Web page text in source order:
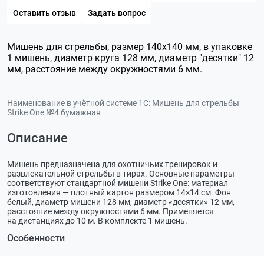
Оставить отзыв Задать вопрос
Мишень для стрельбы, размер 140x140 мм, в упаковке
1 мишень, диаметр круга 128 мм, диаметр "десятки" 12
мм, расстояние между окружностями 6 мм.
Наименование в учётной системе 1С: Мишень для стрельбы
Strike One №4 бумажная
Описание
Мишень предназначена для охотничьих тренировок и
развлекательной стрельбы в тирах. Основные параметры
соответствуют стандартной мишени Strike One: материал
изготовления — плотный картон размером 14×14 см. Фон
белый, диаметр мишени 128 мм, диаметр «десятки» 12 мм,
расстояние между окружностями 6 мм. Применяется
на дистанциях до 10 м. В комплекте 1 мишень.
Особенности